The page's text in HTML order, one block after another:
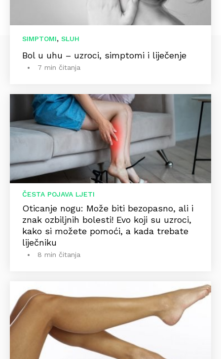
SIMPTOMI, SLUH
Bol u uhu – uzroci, simptomi i liječenje
7 min čitanja
ČESTA POJAVA LJETI
Oticanje nogu: Može biti bezopasno, ali i
znak ozbiljnih bolesti! Evo koji su uzroci,
kako si možete pomoći, a kada trebate
liječniku
8 min čitanja